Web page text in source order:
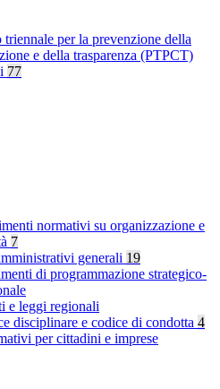
triennale per la prevenzione della
e della trasparenza (PTPCT)
77
normativi su organizzazione e
7
generali 19
di programmazione strategico-
e leggi regionali
disciplinare e codice di condotta 4
per cittadini e imprese